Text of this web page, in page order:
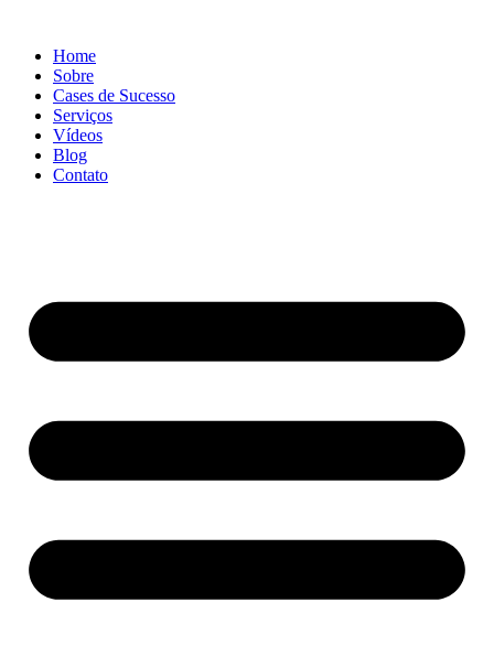
conteúdo
Home
Sobre
Cases de Sucesso
Serviços
Vídeos
Blog
Contato